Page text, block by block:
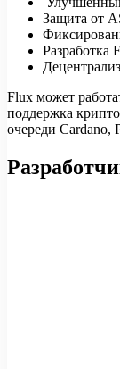
Защита от
Разработка
Flux может
поддержка
очереди Cardano,